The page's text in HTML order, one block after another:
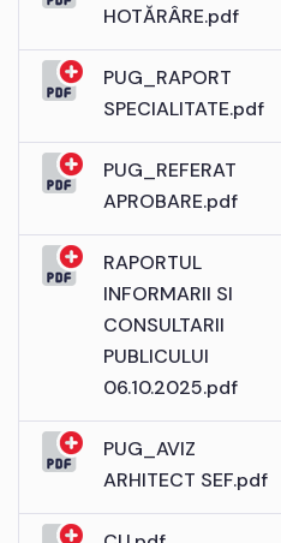
HOTĂRÂRE.pdf
PUG_RAPORT
SPECIALITATE.pdf
PUG_REFERAT
APROBARE.pdf
RAPORTUL
INFORMARII SI
CONSULTARII
PUBLICULUI
06.10.2025.pdf
PUG_AVIZ
ARHITECT SEF.pdf